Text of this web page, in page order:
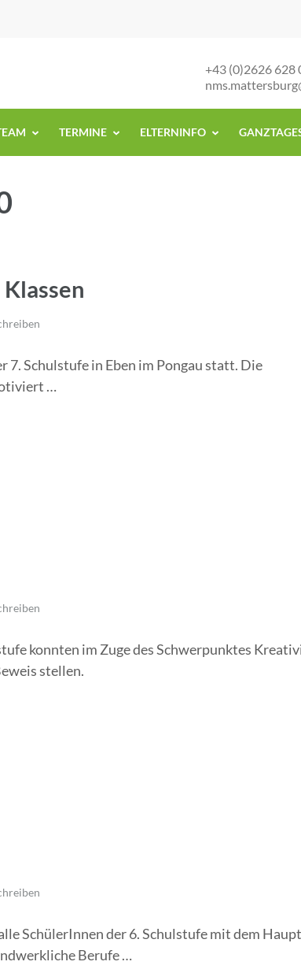
+43 (0)2626 628
TERMINE ELTERNINFO
7. Schulstufe in Eben im Pongau statt. Die
…
konnten im Zuge des Schwerpunktes
stellen.
SchülerInnen der 6. Schulstufe mit dem
Berufe …